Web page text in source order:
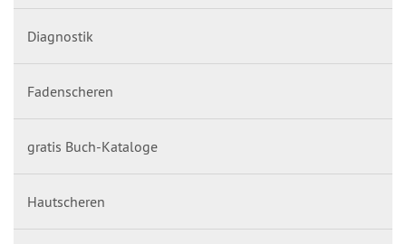
Diagnostik
Fadenscheren
gratis Buch-Kataloge
Hautscheren